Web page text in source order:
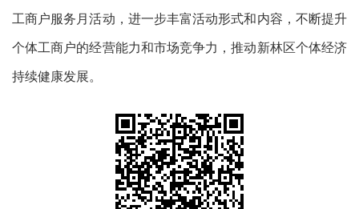
工商户服务月活动，进一步丰富活动形式和内容，不断提升
个体工商户的经营能力和市场竞争力，推动新林区个体经济
持续健康发展。